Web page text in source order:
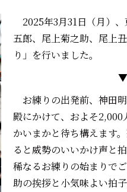
2025年3月31日（月）
五郎、尾上菊之助、尾上
り」を行いました。
▼
お練りの出発前、神田
殿にかけて、およそ2,000
かいまかと待ち構えます
ると威勢のいいかけ声と
稀なるお練りの始まりで
助の挨拶と小気味よい拍